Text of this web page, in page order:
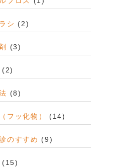
シ (2)
(3)
(2)
(8)
フッ化物） (14)
のすすめ (9)
(15)